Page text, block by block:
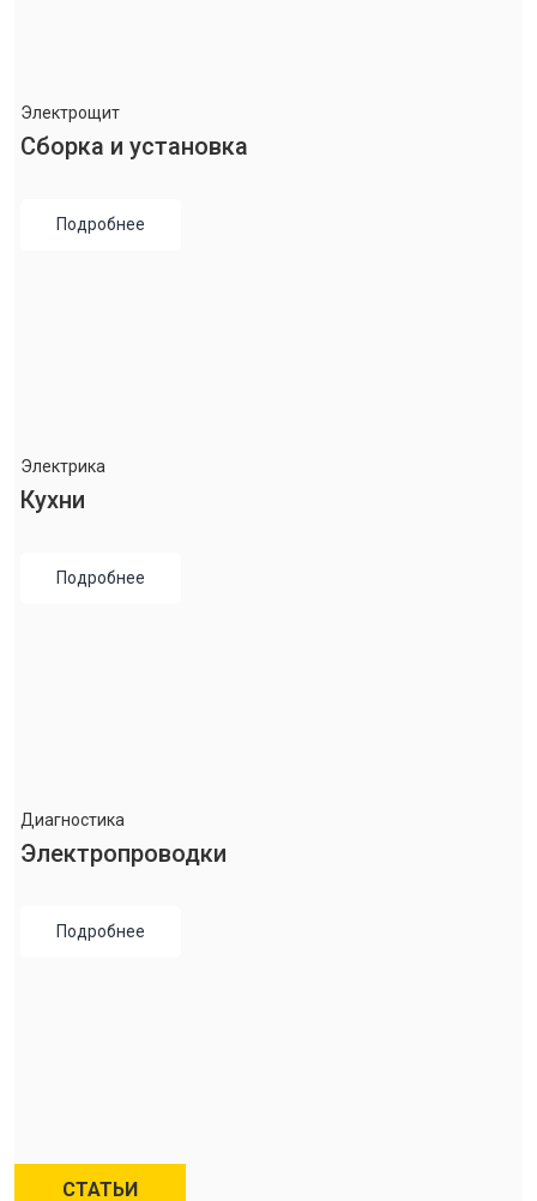
Электрощит
Сборка и установка
Подробнее
Электрика
Кухни
Подробнее
Диагностика
Электропроводки
Подробнее
СТАТЬИ